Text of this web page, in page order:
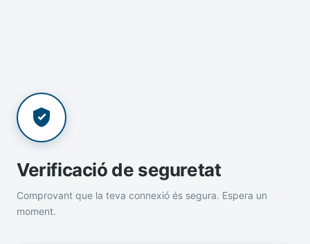
Verificació de seguretat
Comprovant que la teva connexió és segura. Espera un
moment.